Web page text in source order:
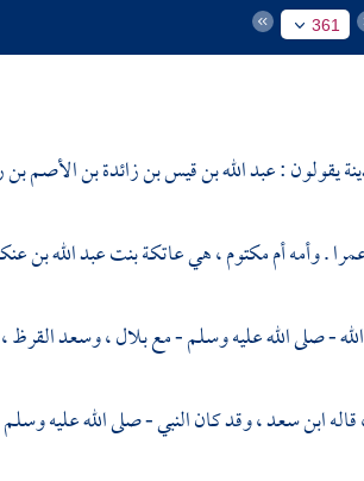
361
يقولون : عبد الله بن قيس بن زائدة بن الأصم
. وأمه أم مكتوم ، هي عاتكة بنت عبد الله بن
- صلى الله عليه وسلم - معبلال،وسعد القرظ،
ابن سعد، وقد كان النبي - صلى الله عليه